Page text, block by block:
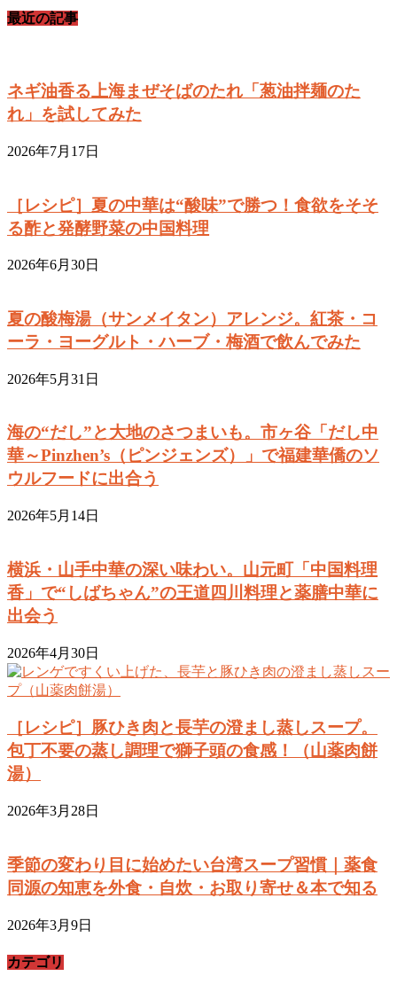
最近の記事
ネギ油香る上海まぜそばのたれ「葱油拌麺のた
れ」を試してみた
2026年7月17日
［レシピ］夏の中華は“酸味”で勝つ！食欲をそそ
る酢と発酵野菜の中国料理
2026年6月30日
夏の酸梅湯（サンメイタン）アレンジ。紅茶・コ
ーラ・ヨーグルト・ハーブ・梅酒で飲んでみた
2026年5月31日
海の“だし”と大地のさつまいも。市ヶ谷「だし中
華～Pinzhen’s（ピンジェンズ）」で福建華僑のソ
ウルフードに出合う
2026年5月14日
横浜・山手中華の深い味わい。山元町「中国料理
香」で“しばちゃん”の王道四川料理と薬膳中華に
出会う
2026年4月30日
［レシピ］豚ひき肉と長芋の澄まし蒸しスープ。
包丁不要の蒸し調理で獅子頭の食感！（山薬肉餅
湯）
2026年3月28日
季節の変わり目に始めたい台湾スープ習慣｜薬食
同源の知恵を外食・自炊・お取り寄せ＆本で知る
2026年3月9日
カテゴリ